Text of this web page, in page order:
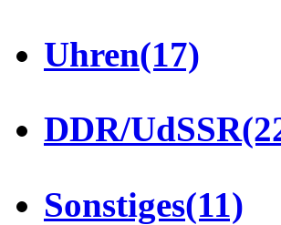
Uhren(17)
DDR/UdSSR
Sonstiges(11)